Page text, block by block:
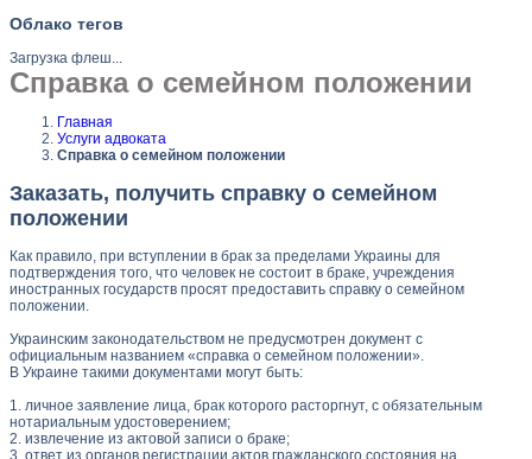
Облако тегов
Загрузка флеш...
Справка о семейном положении
Главная
Услуги адвоката
Справка о семейном положении
Заказать, получить справку о семейном
положении
Как правило, при вступлении в брак за пределами Украины для
подтверждения того, что человек не состоит в браке, учреждения
иностранных государств просят предоставить справку о семейном
положении.
Украинским законодательством не предусмотрен документ с
официальным названием «справка о семейном положении».
В Украине такими документами могут быть:
1. личное заявление лица, брак которого расторгнут, с обязательным
нотариальным удостоверением;
2. извлечение из актовой записи о браке;